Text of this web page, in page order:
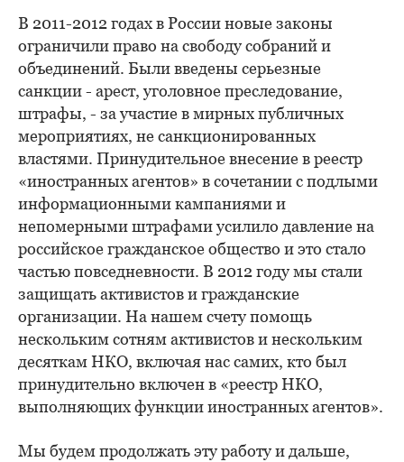
В 2011-2012 годах в России новые законы
ограничили право на свободу собраний и
объединений. Были введены серьезные
санкции - арест, уголовное преследование,
штрафы, - за участие в мирных публичных
мероприятиях, не санкционированных
властями. Принудительное внесение в реестр
«иностранных агентов» в сочетании с подлыми
информационными кампаниями и
непомерными штрафами усилило давление на
российское гражданское общество и это стало
частью повседневности. В 2012 году мы стали
защищать активистов и гражданские
организации. На нашем счету помощь
нескольким сотням активистов и нескольким
десяткам НКО, включая нас самих, кто был
принудительно включен в «реестр НКО,
выполняющих функции иностранных агентов».
Мы будем продолжать эту работу и дальше,